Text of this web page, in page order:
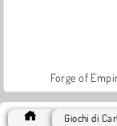
Forge of